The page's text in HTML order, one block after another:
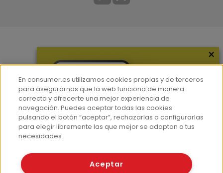
Hemeroteca
Contacto
Prensa
Corpus Lingüístico Consumer
© Fundación EROSKI
×
En consumer.es utilizamos cookies propias y de terceros
para asegurarnos que la web funciona de manera
correcta y ofrecerte una mejor experiencia de
navegación. Puedes aceptar todas las cookies
pulsando el botón “aceptar”, rechazarlas o configurarlas
para elegir libremente las que mejor se adaptan a tus
necesidades.
Aceptar